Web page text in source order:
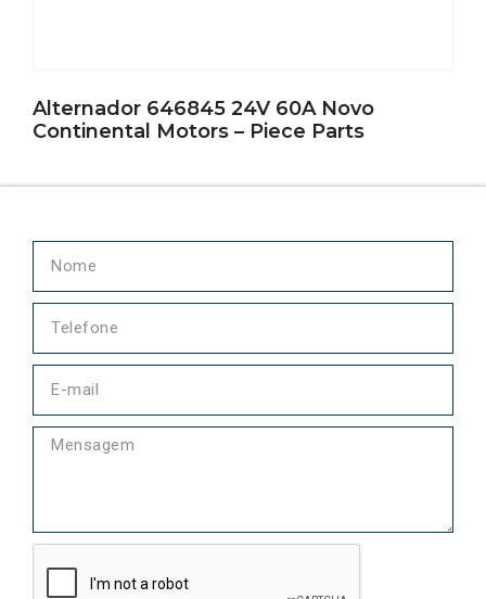
Alternador 646845 24V 60A Novo
Continental Motors – Piece Parts